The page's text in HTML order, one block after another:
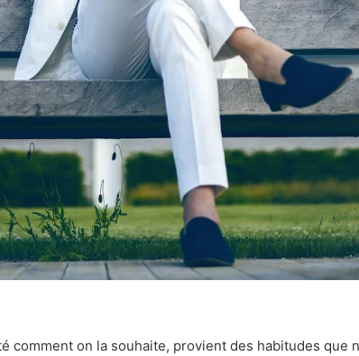
comment on la souhaite, provient des habitudes que